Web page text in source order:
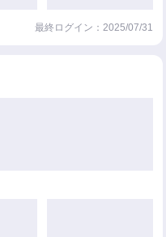
最終ログイン：2025/07/31